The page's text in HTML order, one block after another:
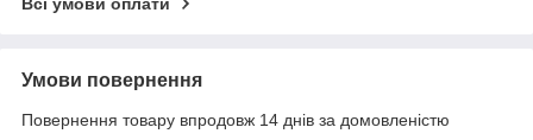
Умови повернення
Повернення товару впродовж 14 днів за домовленістю